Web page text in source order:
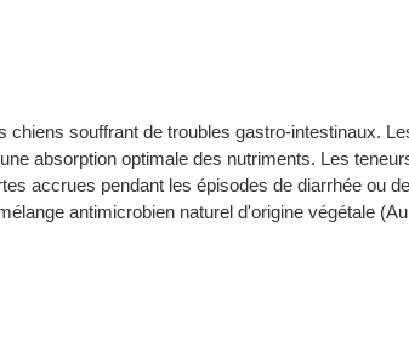
souffrant de troubles gastro-intestinaux.
absorption optimale des nutriments. Les
accrues pendant les épisodes de diarrhée ou
antimicrobien naturel d'origine végétale